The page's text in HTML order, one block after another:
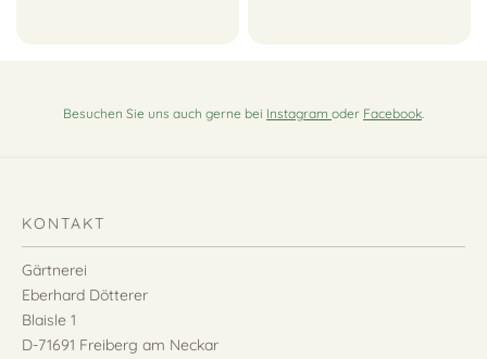
Besuchen Sie uns auch gerne bei Instagram oder Facebook.
KONTAKT
Gärtnerei
Eberhard Dötterer
Blaisle 1
D-71691 Freiberg am Neckar